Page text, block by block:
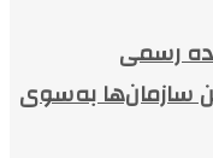
رسمی
سازمان‌ها به‌سوی